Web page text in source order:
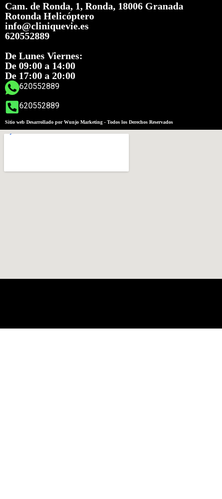
Cam. de Ronda, 1, Ronda, 18006 Granada
Rotonda Helicóptero
info@cliniquevie.es
620552889
De Lunes Viernes:
De 09:00 a 14:00
De 17:00 a 20:00
620552889
620552889
Sitio web Desarrollado por Wunjo Marketing - Todos los Derechos Reservados